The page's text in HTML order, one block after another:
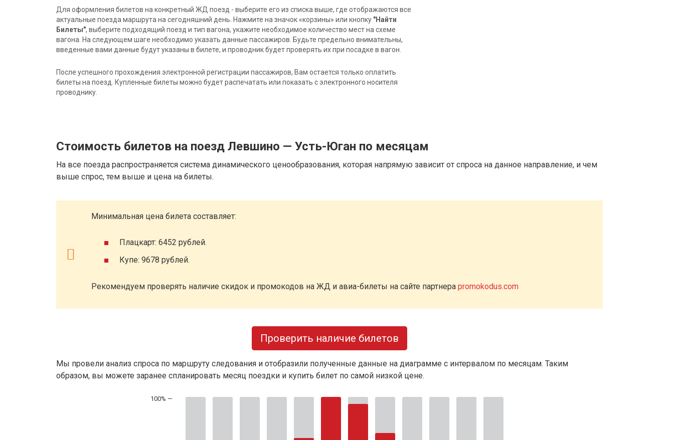
Для оформления билетов на конкретный ЖД поезд - выберите его из списка выше, где отображаются все
актуальные поезда маршрута на сегодняшний день. Нажмите на значок «корзины» или кнопку "Найти
Билеты", выберите подходящий поезд и тип вагона, укажите необходимое количество мест на схеме
вагона. На следующем шаге необходимо указать данные пассажиров. Будьте предельно внимательны,
введенные вами данные будут указаны в билете, и проводник будет проверять их при посадке в вагон.
После успешного прохождения электронной регистрации пассажиров, Вам остается только оплатить
билеты на поезд. Купленные билеты можно будет распечатать или показать с электронного носителя
проводнику.
Стоимость билетов на поезд Левшино — Усть-Юган по месяцам
На все поезда распространяется система динамического ценообразования, которая напрямую зависит от спроса на данное направление, и чем
выше спрос, тем выше и цена на билеты.
Минимальная цена билета составляет:
Плацкарт: 6452 рублей.
Купе: 9678 рублей.
Рекомендуем проверять наличие скидок и промокодов на ЖД и авиа-билеты на сайте партнера promokodus.com
Проверить наличие билетов
Мы провели анализ спроса по маршруту следования и отобразили полученные данные на диаграмме с интервалом по месяцам. Таким
образом, вы можете заранее спланировать месяц поездки и купить билет по самой низкой цене.